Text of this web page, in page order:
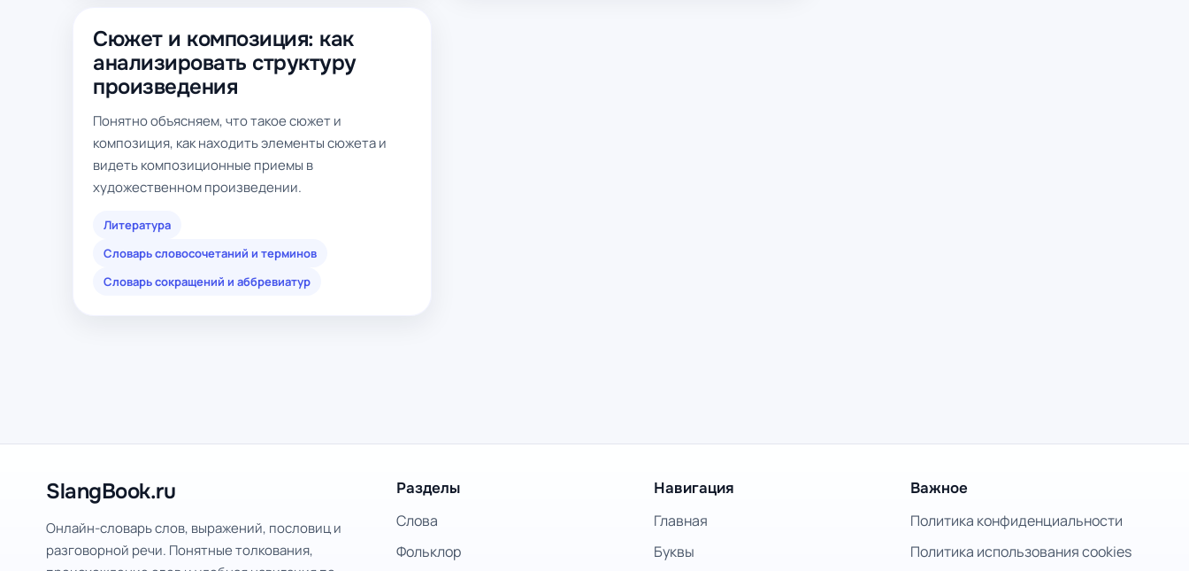
Сюжет и композиция: как
анализировать структуру
произведения
Понятно объясняем, что такое сюжет и
композиция, как находить элементы сюжета и
видеть композиционные приемы в
художественном произведении.
Литература
Словарь словосочетаний и терминов
Словарь сокращений и аббревиатур
SlangBook.ru
Онлайн-словарь слов, выражений, пословиц и
разговорной речи. Понятные толкования,
Разделы
Слова
Фольклор
Навигация
Главная
Буквы
Важное
Политика конфиденциальности
Политика использования cookies